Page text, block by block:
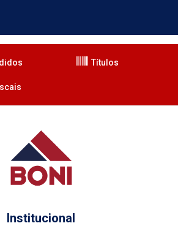
Títulos
Institucional